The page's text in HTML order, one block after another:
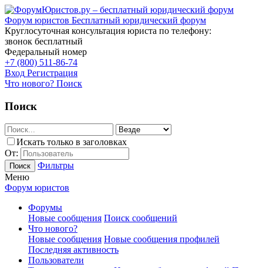
Форум юристов Бесплатный юридический форум
Круглосуточная консультация юриста по телефону:
звонок бесплатный
Федеральный номер
+7 (800) 511-86-74
Вход Регистрация
Что нового? Поиск
Поиск
Искать только в заголовках
От:
Поиск
Фильтры
Меню
Форум юристов
Форумы
Новые сообщения Поиск сообщений
Что нового?
Новые сообщения Новые сообщения профилей
Последняя активность
Пользователи